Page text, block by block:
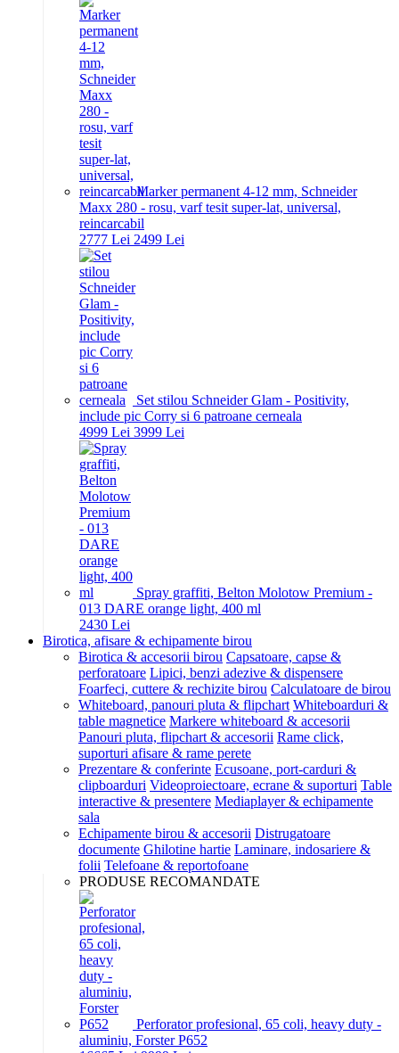
Marker permanent 4-12 mm, Schneider
Maxx 280 - rosu, varf tesit super-lat, universal,
reincarcabil
2777 Lei 2499 Lei
Set stilou Schneider Glam - Positivity,
include pic Corry si 6 patroane cerneala
4999 Lei 3999 Lei
Spray graffiti, Belton Molotow Premium -
013 DARE orange light, 400 ml
2430 Lei
Birotica, afisare & echipamente birou
Birotica & accesorii birou Capsatoare, capse &
perforatoare Lipici, benzi adezive & dispensere
Foarfeci, cuttere & rechizite birou Calculatoare de birou
Whiteboard, panouri pluta & flipchart Whiteboarduri &
table magnetice Markere whiteboard & accesorii
Panouri pluta, flipchart & accesorii Rame click,
suporturi afisare & rame perete
Prezentare & conferinte Ecusoane, port-carduri &
clipboarduri Videoproiectoare, ecrane & suporturi Table
interactive & presentere Mediaplayer & echipamente
sala
Echipamente birou & accesorii Distrugatoare
documente Ghilotine hartie Laminare, indosariere &
folii Telefoane & reportofoane
PRODUSE RECOMANDATE
Perforator profesional, 65 coli, heavy duty -
aluminiu, Forster P652